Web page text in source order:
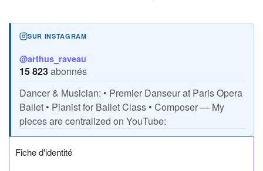
SUR INSTAGRAM
@arthus_raveau
15 823abonnés
Dancer & Musician: • Premier Danseur at Paris Opera
Ballet • Pianist for Ballet Class • Composer — My
pieces are centralized on YouTube:
Fiche d'identité